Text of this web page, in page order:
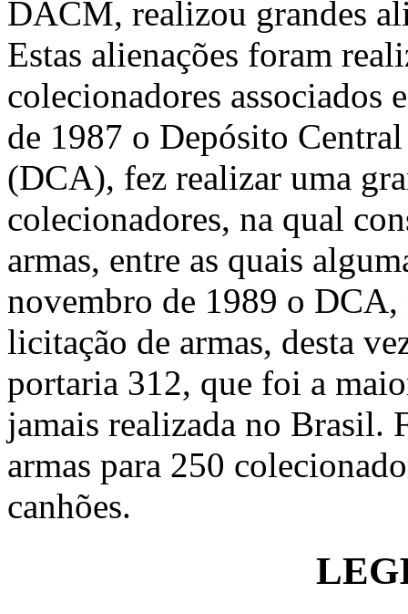
DACM, realizou grandes
Estas alienações foram
colecionadores
de 1987 o Depósito
(DCA), fez realizar uma
colecionadores, na qual
armas, entre as quais
novembro de 1989 o
licitação de armas, desta
portaria 312, que foi a
jamais realizada no Brasil.
armas para 250
canhões.